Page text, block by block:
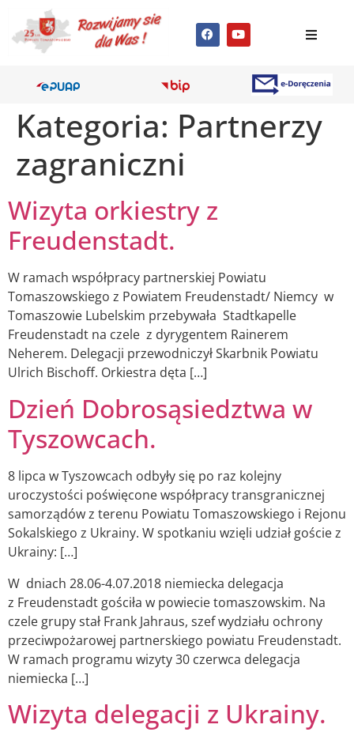
Kategoria: Partnerzy
zagraniczni
Wizyta orkiestry z
Freudenstadt.
W ramach współpracy partnerskiej Powiatu
Tomaszowskiego z Powiatem Freudenstadt/ Niemcy w
Tomaszowie Lubelskim przebywała Stadtkapelle
Freudenstadt na czele z dyrygentem Rainerem
Neherem. Delegacji przewodniczył Skarbnik Powiatu
Ulrich Bischoff. Orkiestra dęta […]
Dzień Dobrosąsiedztwa w
Tyszowcach.
8 lipca w Tyszowcach odbyły się po raz kolejny
uroczystości poświęcone współpracy transgranicznej
samorządów z terenu Powiatu Tomaszowskiego i Rejonu
Sokalskiego z Ukrainy. W spotkaniu wzięli udział goście z
Ukrainy: […]
W dniach 28.06-4.07.2018 niemiecka delegacja
z Freudenstadt gościła w powiecie tomaszowskim. Na
czele grupy stał Frank Jahraus, szef wydziału ochrony
przeciwpożarowej partnerskiego powiatu Freudenstadt.
W ramach programu wizyty 30 czerwca delegacja
niemiecka […]
Wizyta delegacji z Ukrainy.